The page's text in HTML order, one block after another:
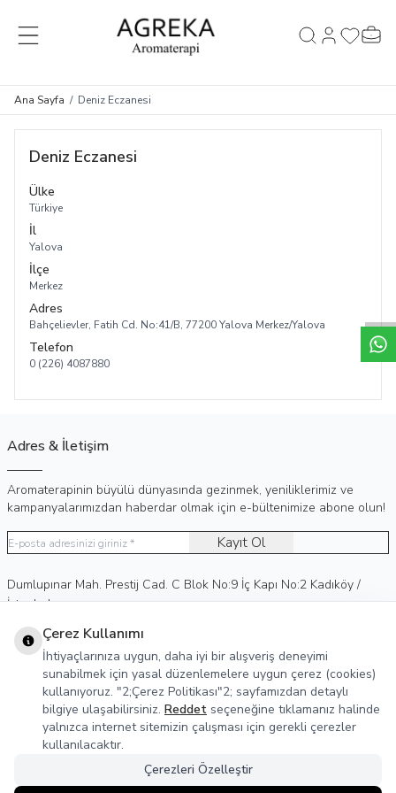
MENÜ Hesabım
Ana Sayfa / Deniz Eczanesi
Deniz Eczanesi
Ülke
Türkiye
İl
Yalova
İlçe
Merkez
Adres
Bahçelievler, Fatih Cd. No:41/B, 77200 Yalova Merkez/Yalova
Telefon
0 (226) 4087880
Adres & İletişim
Aromaterapinin büyülü dünyasında gezinmek, yeniliklerimiz ve
kampanyalarımızdan haberdar olmak için e-bültenimize abone olun!
Kayıt Ol
Adres
Dumlupınar Mah. Prestij Cad. C Blok No:9 İç Kapı No:2 Kadıköy /
İstanbul
Telefon
0 (530) 236 15 75
E-Posta
info@agreka.com.tr
Müşteri Hizmetleri
Yasal Bilgiler
Sosyal Medya
Çerez Kullanımı
İhtiyaçlarınıza uygun, daha iyi bir alışveriş deneyimi
sunabilmek için yasal düzenlemelere uygun çerez (cookies)
kullanıyoruz. "2;Çerez Politikası"2; sayfamızdan detaylı
bilgiye ulaşabilirsiniz. Reddet seçeneğine tıklamanız halinde
yalnızca internet sitemizin çalışması için gerekli çerezler
kullanılacaktır.
Çerezleri Özelleştir